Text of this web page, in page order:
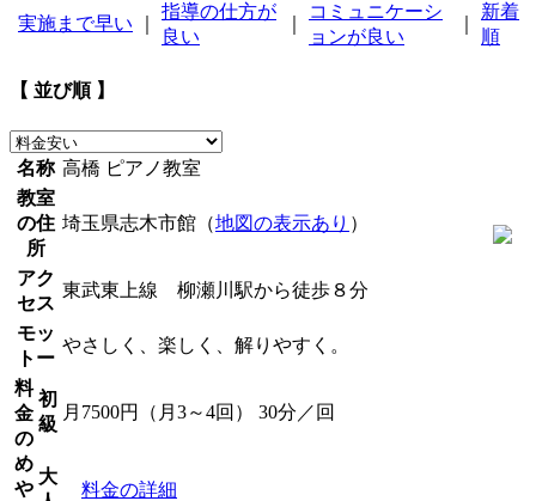
実施まで早い
指導の仕方が
良い
コミュニケーシ
ョンが良い
新着
順
【 並び順 】
名称 高橋 ピアノ教室
教室
の住
所
埼玉県志木市館（地図の表示あり ）
アク
セス
東武東上線 柳瀬川駅から徒歩８分
モッ
トー
やさしく、楽しく、解りやすく。
料
金
の
め
や
初
級
月7500円（月3～4回） 30分／回
大
料金の詳細